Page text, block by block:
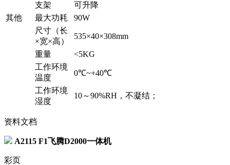
支架
可升降
其他
最大功耗
90W
尺寸（长
×宽×高）
535×40×308mm
重量
<5KG
工作环境
温度
0℃~+40℃
工作环境
湿度
10～90%RH，不凝结；
资料文档
A2115 F1飞腾D2000一体机
彩页